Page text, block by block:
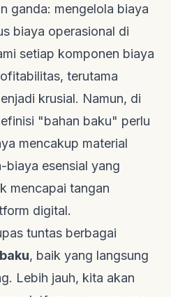
ganda: mengelola biaya
biaya operasional di
setiap komponen biaya
terutama
krusial. Namun, di
"bahan baku" perlu
mencakup material
esensial yang
mencapai tangan
digital.
tuntas berbagai
, baik yang langsung
Lebih jauh, kita akan